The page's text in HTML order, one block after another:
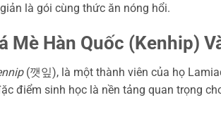
là gói cùng thức ăn nóng hổi.
Mè Hàn Quốc (Kenhip)
(깻잎), là một thành viên của họ
điểm sinh học là nền tảng quan trọng